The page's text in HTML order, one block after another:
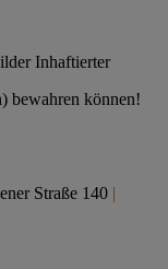
bewahren können!
Straße 140 |